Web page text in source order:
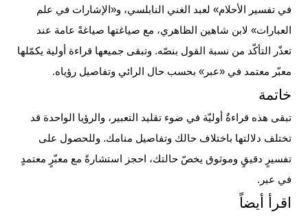
في تفسير الأحلام» لعبد الغني النابلسي، و«الإشارات في علم
العبارات» لابن شاهين الظاهري، مع صياغتها صياغةً عامة عند
تعذّر التأكّد من نسبة القول بنصّه. وتبقى جميعها قراءة أولية يكمّلها
معبّر معتمد في «عبر» بحسب حال الرائي وتفاصيل رؤياه.
خاتمة
تبقى هذه قراءةٌ أوليّة في ضوء تقليد التعبير، والرؤيا الواحدة قد
تختلف دلالتها باختلاف حالك وتفاصيل منامك. وللحصول على
تفسيرٍ دقيقٍ وموثوق يخصّ حالتك، احجز استشارةً مع معبّرٍ معتمدٍ
في عبر .
اقرأ أيضاً